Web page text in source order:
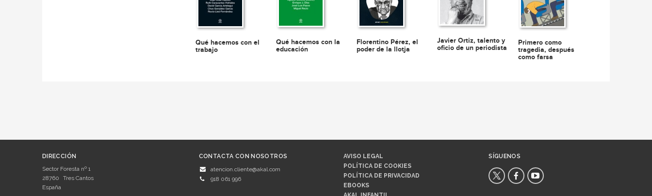
Qué hacemos con el
trabajo
Qué hacemos con la
educación
Florentino Pérez, el
poder de la llotja
Javier Ortiz, talento y
oficio de un periodista
Primero como
tragedia, después
como farsa
DIRECCIÓN
Sector Foresta nº 1
28760
Tres Cantos
España
CONTACTA CON NOSOTROS
atencion.cliente@akal.com
918 061 996
AVISO LEGAL
POLÍTICA DE COOKIES
POLÍTICA DE PRIVACIDAD
EBOOKS
SÍGUENOS